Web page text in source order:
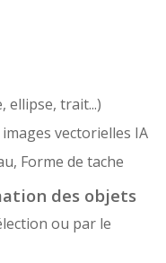
ellipse, trait...)
vectorielles IA
Forme de tache
des objets
ou par le